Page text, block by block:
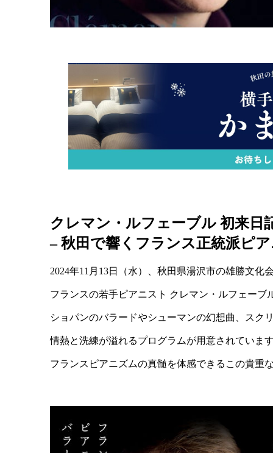
クレマン・ルフェーブル 初来日
– 秋田で響くフランス正統派ピ
2024年11月13日（水）、秋田県湯沢市の雄勝文化
フランスの若手ピアニスト クレマン・ルフェー
ショパンのバラードやシューマンの幻想曲、スク
情熱と洗練が溢れるプログラムが用意されていま
フランスピアニズムの真髄を体感できるこの貴重